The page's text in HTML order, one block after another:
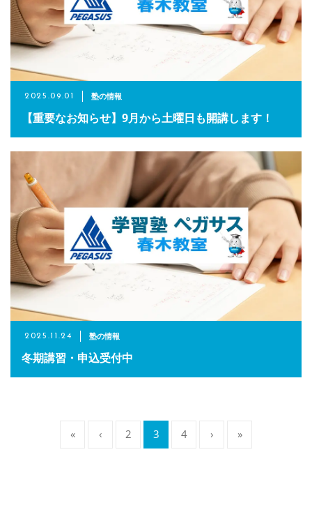
2025.09.01 塾の情報
【重要なお知らせ】9月から土曜日も開講します！
2025.11.24 塾の情報
冬期講習・申込受付中
« ‹ 2 3 4 › »